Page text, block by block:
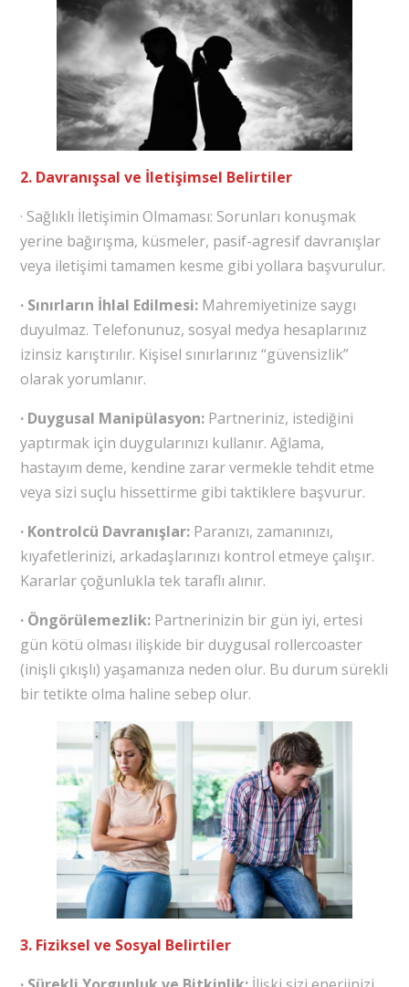
2. Davranışsal ve İletişimsel Belirtiler
· Sağlıklı İletişimin Olmaması: Sorunları konuşmak
yerine bağırışma, küsmeler, pasif-agresif davranışlar
veya iletişimi tamamen kesme gibi yollara başvurulur.
· Sınırların İhlal Edilmesi:Mahremiyetinize saygı
duyulmaz. Telefonunuz, sosyal medya hesaplarınız
izinsiz karıştırılır. Kişisel sınırlarınız “güvensizlik”
olarak yorumlanır.
· Duygusal Manipülasyon:Partneriniz, istediğini
yaptırmak için duygularınızı kullanır. Ağlama,
hastayım deme, kendine zarar vermekle tehdit etme
veya sizi suçlu hissettirme gibi taktiklere başvurur.
· Kontrolcü Davranışlar:Paranızı, zamanınızı,
kıyafetlerinizi, arkadaşlarınızı kontrol etmeye çalışır.
Kararlar çoğunlukla tek taraflı alınır.
· Öngörülemezlik:Partnerinizin bir gün iyi, ertesi
gün kötü olması ilişkide bir duygusal rollercoaster
(inişli çıkışlı) yaşamanıza neden olur. Bu durum sürekli
bir tetikte olma haline sebep olur.
3. Fiziksel ve Sosyal Belirtiler